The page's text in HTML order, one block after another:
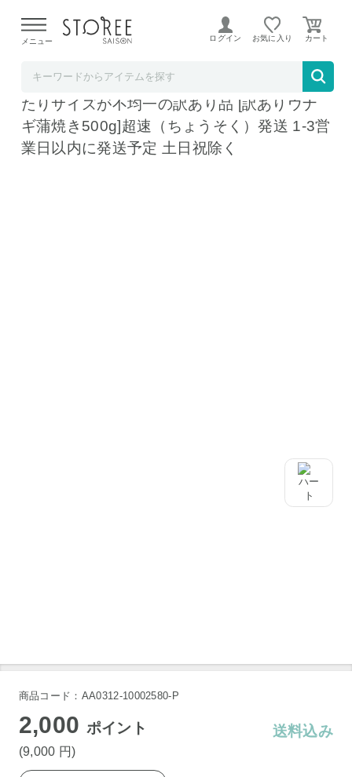
よる配送遅延が発生しております。
メニュー ログイン お気に入り
訳あり 国産 うなぎ 長蒲焼き 500g 身が崩れ
たりサイズが不均一の訳あり品 [訳ありウナ
ギ蒲焼き500g]超速（ちょうそく）発送 1-3営
業日以内に発送予定 土日祝除く
商品コード：AA0312-10002580-P
2,000 ポイント
(9,000 円)
送料込み